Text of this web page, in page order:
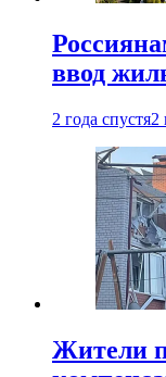
ввод
2 года спустя2
Жители